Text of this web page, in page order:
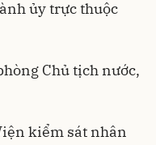
ủy trực thuộc
Chủ tịch nước,
kiểm sát nhân